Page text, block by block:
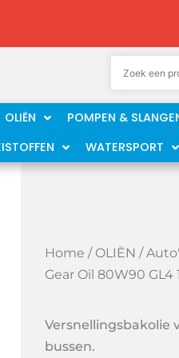
OLIËN POMPEN &
WATERSPORT
Home / OLIËN /
Gear Oil 80W90 GL4
Versnellingsbakolie
bussen.